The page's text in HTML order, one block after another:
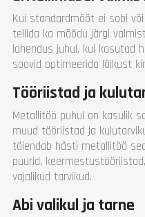
Kui standardmõõt ei sobi
tellida ka mõõdu järgi
lahendus juhul, kui kasutad
soovid optimeerida lõikust
Tööriistad ja
Metallitöö puhul on kasulik
muud tööriistad ja
täiendab hästi metallitöö
puurid,
vajalikud tarvikud.
Abi valikul ja tarne